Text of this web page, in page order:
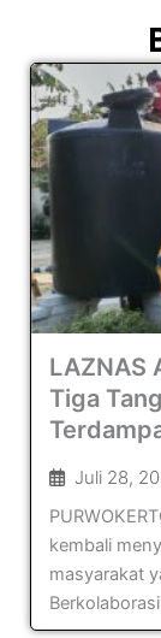
LAZNAS
Tiga
Juli 28,
kembali
masyarakat